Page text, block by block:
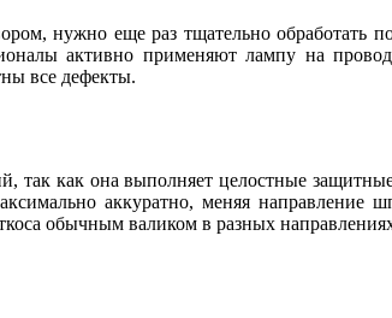
нужно еще раз тщательно обработать
активно применяют лампу на
все дефекты.
как она выполняет целостные
аккуратно, меняя направление
обычным валиком в разных